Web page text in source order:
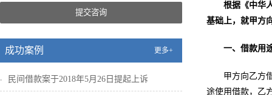
提交咨询
成功案例 更多+
民间借款案于2018年5月26日提起上诉
根据《中华
基础上，就甲方
一、借款用
甲方向乙方
途使用借款，乙